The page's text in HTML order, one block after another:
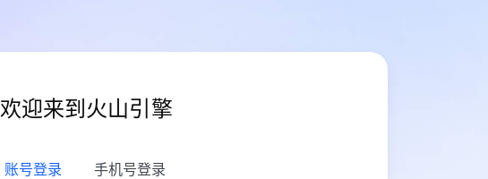
欢迎来到火山引擎
账号登录 手机号登录